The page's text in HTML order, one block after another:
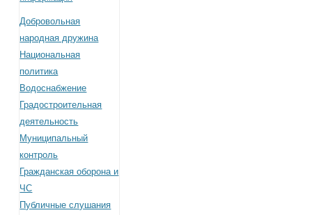
Добровольная
народная дружина
Национальная
политика
Водоснабжение
Градостроительная
деятельность
Муниципальный
контроль
Гражданская оборона и
ЧС
Публичные слушания